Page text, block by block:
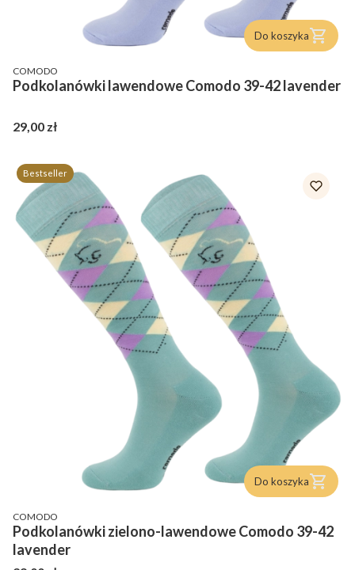
Do koszyka
PRODUCENT
COMODO
Podkolanówki lawendowe Comodo 39-42 lavender
Cena
29,00 zł
Bestseller
Do koszyka
PRODUCENT
COMODO
Podkolanówki zielono-lawendowe Comodo 39-42
lavender